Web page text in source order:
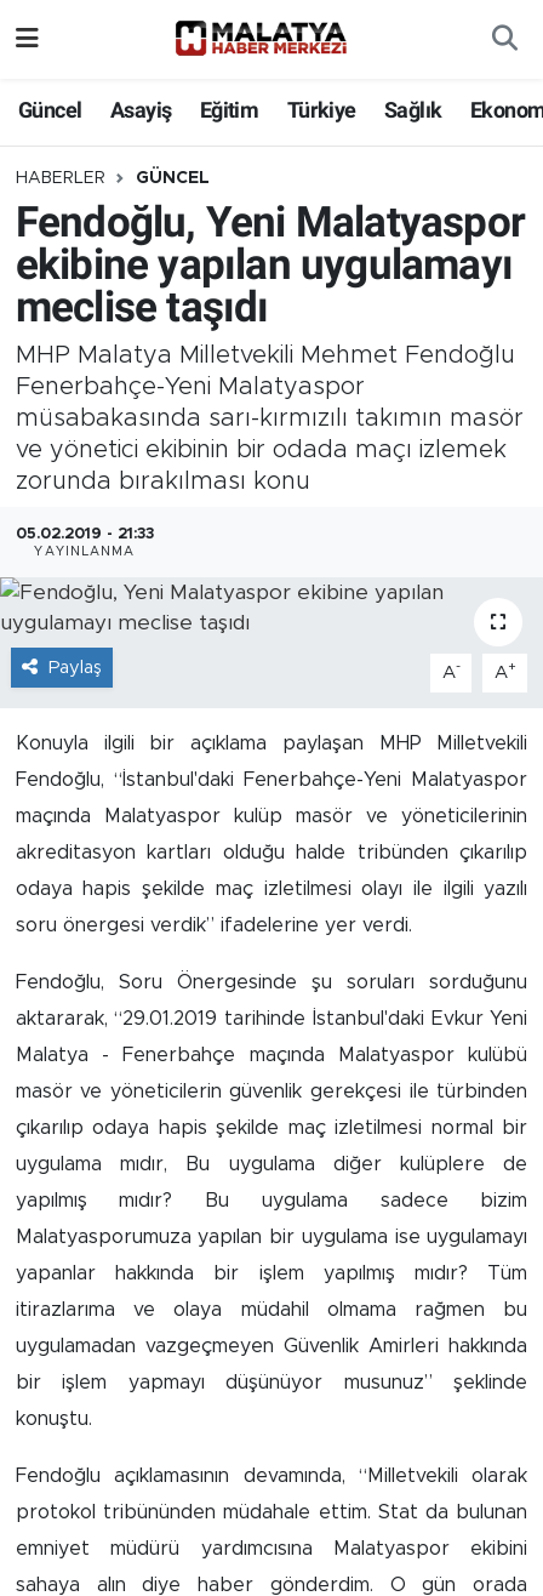
Güncel Asayiş Eğitim Türkiye Sağlık
HABERLER GÜNCEL
Fendoğlu, Yeni Malatyaspor
ekibine yapılan uygulamayı
meclise taşıdı
MHP Malatya Milletvekili Mehmet Fendoğlu
Fenerbahçe-Yeni Malatyaspor
müsabakasında sarı-kırmızılı takımın masör
ve yönetici ekibinin bir odada maçı izlemek
zorunda bırakılması konu
05.02.2019 - 21:33
YAYINLANMA
Paylaş A- A+
Konuyla ilgili bir açıklama paylaşan MHP Milletvekili
Fendoğlu, “İstanbul'daki Fenerbahçe-Yeni Malatyaspor
maçında Malatyaspor kulüp masör ve yöneticilerinin
akreditasyon kartları olduğu halde tribünden çıkarılıp
odaya hapis şekilde maç izletilmesi olayı ile ilgili yazılı
soru önergesi verdik” ifadelerine yer verdi.
Fendoğlu, Soru Önergesinde şu soruları sorduğunu
aktararak, “29.01.2019 tarihinde İstanbul'daki Evkur Yeni
Malatya - Fenerbahçe maçında Malatyaspor kulübü
masör ve yöneticilerin güvenlik gerekçesi ile türbinden
çıkarılıp odaya hapis şekilde maç izletilmesi normal bir
uygulama mıdır, Bu uygulama diğer kulüplere de
yapılmış mıdır? Bu uygulama sadece bizim
Malatyasporumuza yapılan bir uygulama ise uygulamayı
yapanlar hakkında bir işlem yapılmış mıdır? Tüm
itirazlarıma ve olaya müdahil olmama rağmen bu
uygulamadan vazgeçmeyen Güvenlik Amirleri hakkında
bir işlem yapmayı düşünüyor musunuz” şeklinde
konuştu.
Fendoğlu açıklamasının devamında, “Milletvekili olarak
protokol tribününden müdahale ettim. Stat da bulunan
emniyet müdürü yardımcısına Malatyaspor ekibini
sahaya alın diye haber gönderdim. O gün orada
Eğitim
Türkiye
Sağlık
Güncel
Kültür
Teknoloji
İş İlanları
Dünya
Yazıhan
Yeşilyurt
Doğanyol
Arapgir
Arguvan
Battalgazi
Darende
Hekimhan
Pütürge
Magazin